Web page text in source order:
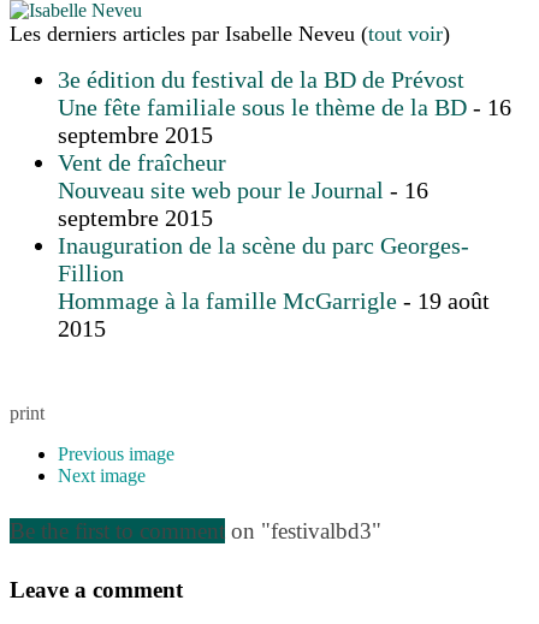
Les derniers articles par Isabelle Neveu (tout voir)
3e édition du festival de la BD de Prévost
Une fête familiale sous le thème de la BD - 16
septembre 2015
Vent de fraîcheur
Nouveau site web pour le Journal - 16
septembre 2015
Inauguration de la scène du parc Georges-
Fillion
Hommage à la famille McGarrigle - 19 août
2015
print
Previous image
Next image
Be the first to comment on "festivalbd3"
Leave a comment